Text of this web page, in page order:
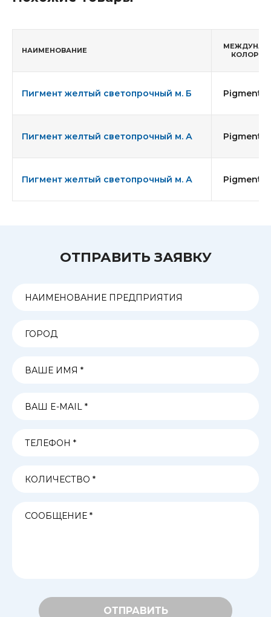
НАИМЕНОВАНИЕ
КОЛОР
Пигмент желтый светопрочный м. Б Pigment
Пигмент желтый светопрочный м. А Pigment
Пигмент желтый светопрочный м. А Pigment
ОТПРАВИТЬ ЗАЯВКУ
ОТПРАВИТЬ